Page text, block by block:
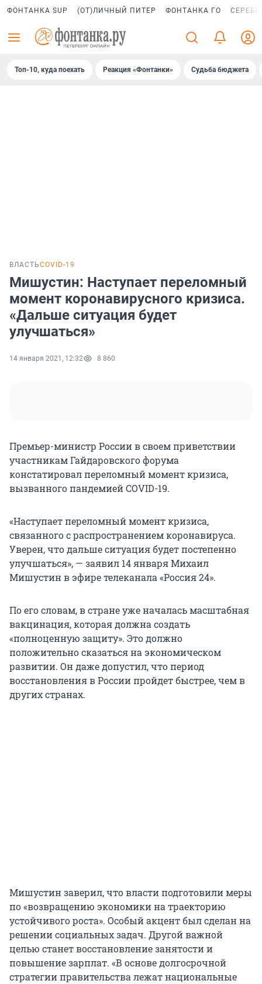
ФОНТАНКА SUP (ОТ)ЛИЧНЫЙ ПИТЕР ФОНТАНКА ГО
Топ-10, куда поехать Реакция «Фонтанки» Судьба бюджета
ВЛАСТЬCOVID-19
Мишустин: Наступает переломный
момент коронавирусного кризиса.
«Дальше ситуация будет
улучшаться»
14 января 2021, 12:32 8 860
Премьер-министр России в своем приветствии
участникам Гайдаровского форума
констатировал переломный момент кризиса,
вызванного пандемией COVID-19.
«Наступает переломный момент кризиса,
связанного с распространением коронавируса.
Уверен, что дальше ситуация будет постепенно
улучшаться», — заявил 14 января Михаил
Мишустин в эфире телеканала «Россия 24».
По его словам, в стране уже началась масштабная
вакцинация, которая должна создать
«полноценную защиту». Это должно
положительно сказаться на экономическом
развитии. Он даже допустил, что период
восстановления в России пройдет быстрее, чем в
других странах.
Мишустин заверил, что власти подготовили меры
по «возвращению экономики на траекторию
устойчивого роста». Особый акцент был сделан на
решении социальных задач. Другой важной
целью станет восстановление занятости и
повышение зарплат. «В основе долгосрочной
стратегии правительства лежат национальные